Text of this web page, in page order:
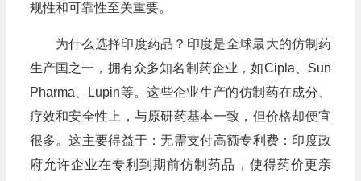
规性和可靠性至关重要。
为什么选择印度药品？印度是全球最大的仿制药
生产国之一，拥有众多知名制药企业，如Cipla、Sun
Pharma、Lupin等。这些企业生产的仿制药在成分、
疗效和安全性上，与原研药基本一致，但价格却便宜
很多。这主要得益于：无需支付高额专利费：印度政
府允许企业在专利到期前仿制药品，使得药价更亲